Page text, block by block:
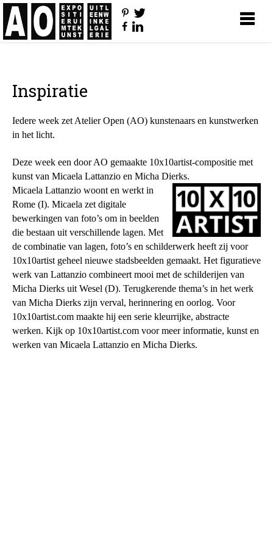
Inspiratie
Iedere week zet Atelier Open (AO) kunstenaars en kunstwerken
in het licht.
Deze week een door AO gemaakte 10x10artist-compositie met
kunst van Micaela Lattanzio en Micha Dierks.
Micaela Lattanzio woont en werkt in
Rome (I). Micaela zet digitale
bewerkingen van foto’s om in beelden
die bestaan uit verschillende lagen. Met
de combinatie van lagen, foto’s en schilderwerk heeft zij voor
10x10artist geheel nieuwe stadsbeelden gemaakt. Het figuratieve
werk van Lattanzio combineert mooi met de schilderijen van
Micha Dierks uit Wesel (D). Terugkerende thema’s in het werk
van Micha Dierks zijn verval, herinnering en oorlog. Voor
10x10artist.com maakte hij een serie kleurrijke, abstracte
werken. Kijk op 10x10artist.com voor meer informatie, kunst en
werken van Micaela Lattanzio en Micha Dierks.